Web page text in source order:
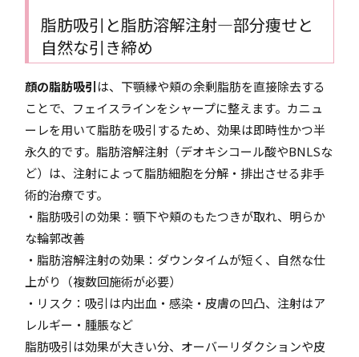
脂肪吸引と脂肪溶解注射―部分痩せと
自然な引き締め
顔の脂肪吸引は、下顎縁や頬の余剰脂肪を直接除去する
ことで、フェイスラインをシャープに整えます。カニュ
ーレを用いて脂肪を吸引するため、効果は即時性かつ半
永久的です。脂肪溶解注射（デオキシコール酸やBNLSな
ど）は、注射によって脂肪細胞を分解・排出させる非手
術的治療です。
・脂肪吸引の効果：顎下や頬のもたつきが取れ、明らか
な輪郭改善
・脂肪溶解注射の効果：ダウンタイムが短く、自然な仕
上がり（複数回施術が必要）
・リスク：吸引は内出血・感染・皮膚の凹凸、注射はア
レルギー・腫脹など
脂肪吸引は効果が大きい分、オーバーリダクションや皮